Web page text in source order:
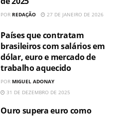
POR REDAÇÃO 27 DE JANEIRO DE 2026
Países que contratam
brasileiros com salários em
dólar, euro e mercado de
trabalho aquecido
POR MIGUEL ADONAY
31 DE DEZEMBRO DE 2025
Ouro supera euro como